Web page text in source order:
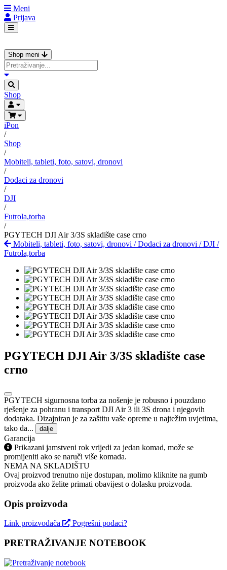
Meni
Prijava
Shop meni
Shop
iPon
/
Shop
/
Mobiteli, tableti, foto, satovi, dronovi
/
Dodaci za dronovi
/
DJI
/
Futrola,torba
/
PGYTECH DJI Air 3/3S skladište case crno
Mobiteli, tableti, foto, satovi, dronovi /Dodaci za dronovi /DJI /
Futrola,torba
PGYTECH DJI Air 3/3S skladište case
crno
PGYTECH sigurnosna torba za nošenje je robusno i pouzdano
rješenje za pohranu i transport DJI Air 3 ili 3S drona i njegovih
dodataka. Dizajniran je za zaštitu vaše opreme u najtežim uvjetima,
tako da...
dalje
Garancija
Prikazani jamstveni rok vrijedi za jedan komad, može se
promijeniti ako se naruči više komada.
NEMA NA SKLADIŠTU
Ovaj proizvod trenutno nije dostupan, molimo kliknite na gumb
proizvoda ako želite primati obavijest o dolasku proizvoda.
Opis proizvoda
Link proizvođača Pogrešni podaci?
PRETRAŽIVANJE NOTEBOOK